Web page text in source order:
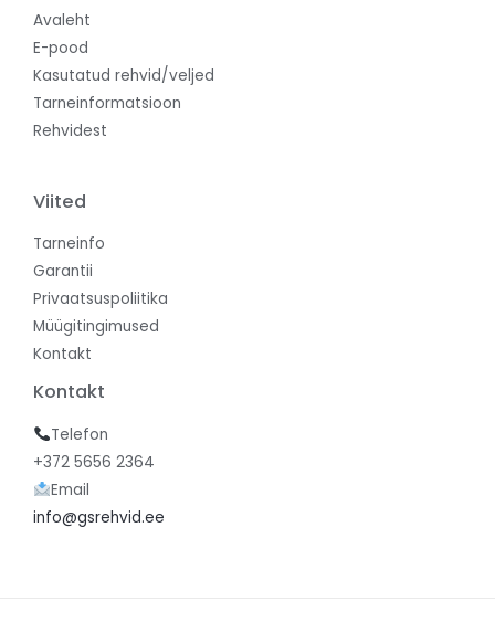
Avaleht
E-pood
Kasutatud rehvid/veljed
Tarneinformatsioon
Rehvidest
Viited
Tarneinfo
Garantii
Privaatsuspoliitika
Müügitingimused
Kontakt
Kontakt
Telefon
+372 5656 2364
Email
info@gsrehvid.ee